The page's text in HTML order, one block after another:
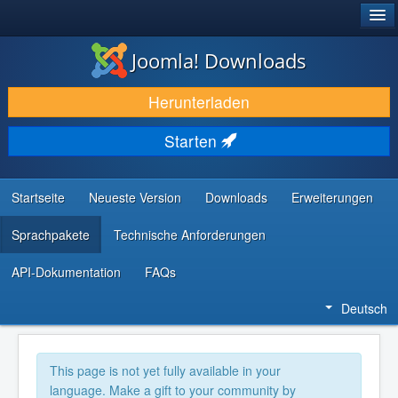
DOWNLOAD & ERWEITERN
ENTDECKEN & LERNEN
COMMUNITY & SUPPORT
RESSOURCEN FÜR ENTWICKLER
Joomla! Downloads
Herunterladen
Starten
Startseite Neueste Version Downloads Erweiterungen
Sprachpakete Technische Anforderungen
API-Dokumentation FAQs
Deutsch
This page is not yet fully available in your
language. Make a gift to your community by